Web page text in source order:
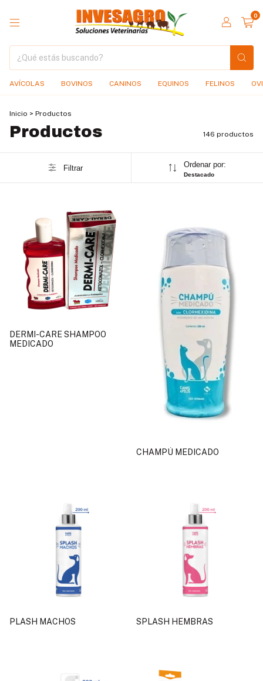
0
AVÍCOLAS BOVINOS CANINOS EQUINOS FELINOS
Inicio > Productos
Productos 146 productos
Filtrar Ordenar por:
Destacado
DERMI-CARE SHAMPOO
MEDICADO
CHAMPÚ MEDICADO
PLASH MACHOS SPLASH HEMBRAS